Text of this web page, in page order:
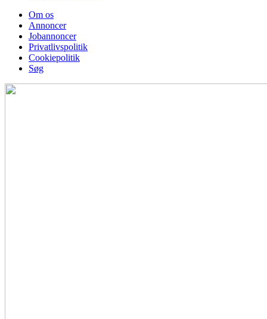
Om os
Annoncer
Jobannoncer
Privatlivspolitik
Cookiepolitik
Søg